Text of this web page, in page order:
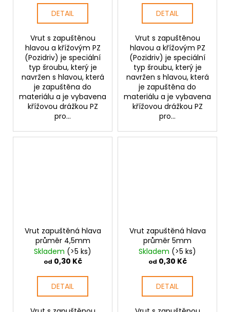
DETAIL
Vrut s zapuštěnou
hlavou a křížovým PZ
(Pozidriv) je speciální
typ šroubu, který je
navržen s hlavou, která
je zapuštěna do
materiálu a je vybavena
křížovou drážkou PZ
pro...
DETAIL
Vrut s zapuštěnou
hlavou a křížovým PZ
(Pozidriv) je speciální
typ šroubu, který je
navržen s hlavou, která
je zapuštěna do
materiálu a je vybavena
křížovou drážkou PZ
pro...
Vrut zapuštěná hlava
průměr 4,5mm
Skladem (>5 ks)
od 0,30 Kč
DETAIL
Vrut zapuštěná hlava
průměr 5mm
Skladem (>5 ks)
od 0,30 Kč
DETAIL